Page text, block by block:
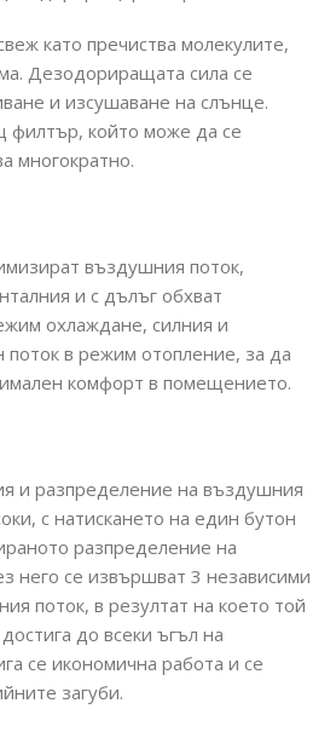
като пречиства молекулите,
Дезодориращата сила се
и изсушаване на слънце.
филтър, който може да се
многократно.
въздушния поток,
и с дълъг обхват
охлаждане, силния и
в режим отопление, за да
комфорт в помещението.
и разпределение на въздушния
с натискането на един бутон
разпределение на
него се извършват 3 независими
поток, в резултат на което той
до всеки ъгъл на
се икономична работа и се
загуби.